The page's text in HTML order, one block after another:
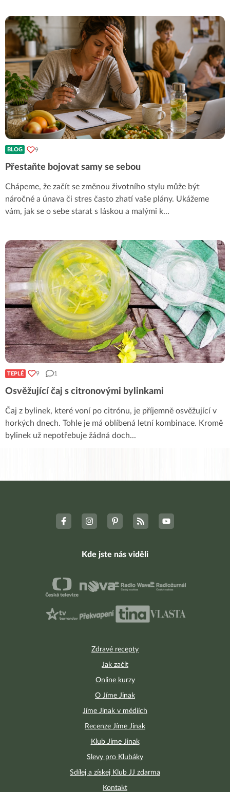
BLOG 9
Přestaňte bojovat samy se sebou
Chápeme, že začít se změnou životního stylu může být
náročné a únava či stres často zhatí vaše plány. Ukážeme
vám, jak se o sebe starat s láskou a malými k...
TEPLÉ 9 1
Osvěžující čaj s citronovými bylinkami
Čaj z bylinek, které voní po citrónu, je příjemně osvěžující v
horkých dnech. Tohle je má oblíbená letní kombinace. Kromě
bylinek už nepotřebuje žádná doch...
Zdravé recepty
Jak začít
Online kurzy
O Jíme Jinak
Jíme Jinak v médiích
Recenze Jíme Jinak
Klub Jíme Jinak
Slevy pro Klubáky
Sdílej a získej Klub JJ zdarma
Kontakt
Kde jste nás viděli